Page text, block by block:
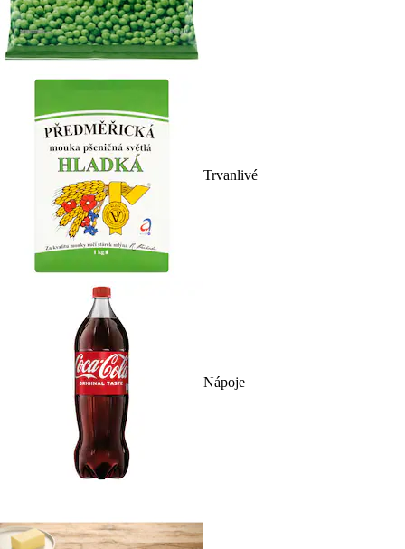
Trvanlivé
Nápoje